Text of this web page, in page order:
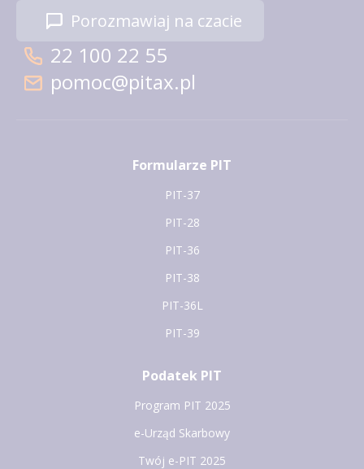
Porozmawiaj na czacie
22 100 22 55
pomoc@pitax.pl
Formularze PIT
PIT-37
PIT-28
PIT-36
PIT-38
PIT-36L
PIT-39
Podatek PIT
Program PIT 2025
e-Urząd Skarbowy
Twój e-PIT 2025